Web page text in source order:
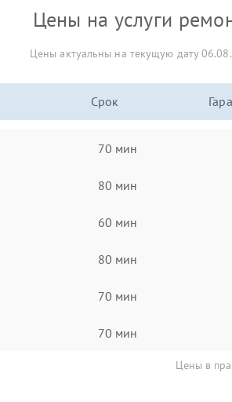
Цены на услуги
Цены актуальны на текущую дату
Срок
70 мин
80 мин
60 мин
80 мин
70 мин
70 мин
Цены в